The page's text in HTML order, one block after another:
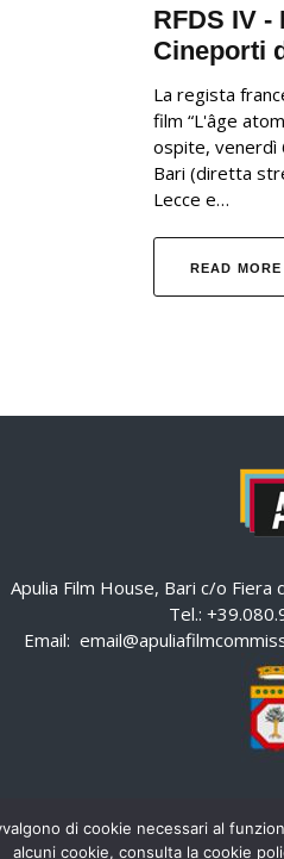
RFDS IV -
Cineporti
La regista
film “L'âge
ospite, venerdì
Bari (diretta
Lecce e…
READ MORE
Apulia Film House, Bari c/o
Tel.:
Email:
di cookie necessari al
alcuni cookie, consulta la cookie